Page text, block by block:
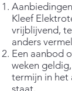
Kleef
vrijblijvend,
anders
Een aanbod
weken
termijn in het
staat.